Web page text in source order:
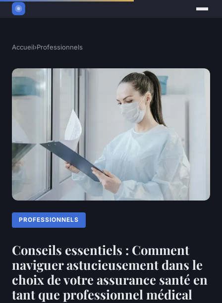
Accueil›Professionnels
PROFESSIONNELS
Conseils essentiels : Comment
naviguer astucieusement dans le
choix de votre assurance santé en
tant que professionnel médical